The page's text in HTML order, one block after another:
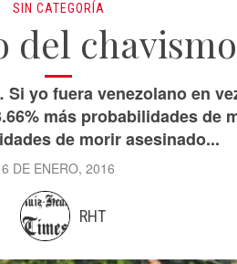
SIN CATEGORÍA
del chavismo
yo fuera venezolano en
más probabilidades de
de morir asesinado...
6 DE ENERO, 2016
RHT